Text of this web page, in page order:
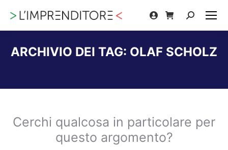
Cerca:
ARCHIVIO DEI TAG: OLAF SCHOLZ
Cerchi qualcosa in particolare per
questo argomento?